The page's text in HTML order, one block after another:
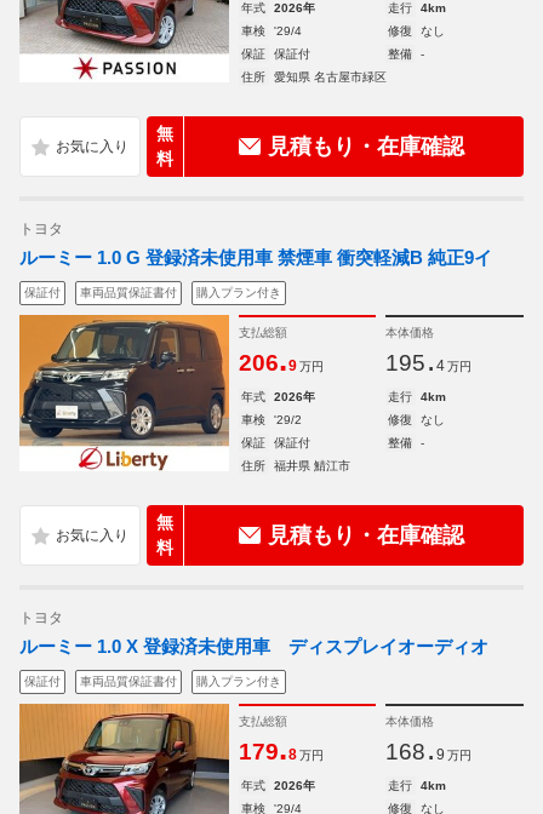
年式 2026年 走行
4km
車検
'29/4 修復
なし
保証
保証付 整備
-
住所
愛知県 名古屋市緑区
無
料
見積もり・在庫確認
トヨタ
ルーミー 1.0 G 登録済未使用車 禁煙車 衝突軽減B 純正9イ
保証付 車両品質保証書付 購入プラン付き
支払総額
206.9 万円
本体価格
195. 4 万円
年式 2026年 走行
4km
車検
'29/2 修復
なし
保証
保証付 整備
-
住所
福井県 鯖江市
無
料
見積もり・在庫確認
トヨタ
ルーミー 1.0 X 登録済未使用車 ディスプレイオーディオ
保証付 車両品質保証書付 購入プラン付き
支払総額
179.8 万円
本体価格
168. 9 万円
年式 2026年 走行
4km
車検
'29/4 修復 なし